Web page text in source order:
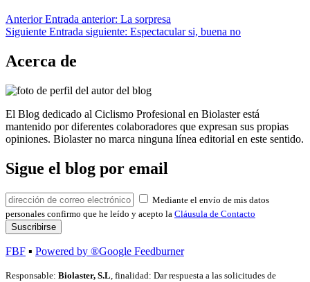
Anterior Entrada anterior: La sorpresa
Siguiente Entrada siguiente: Espectacular si, buena no
Acerca de
El Blog dedicado al Ciclismo Profesional en Biolaster está
mantenido por diferentes colaboradores que expresan sus propias
opiniones. Biolaster no marca ninguna línea editorial en este sentido.
Sigue el blog por email
Mediante el envío de mis datos
personales confirmo que he leído y acepto la Cláusula de Contacto
FBF ▪ Powered by ®Google Feedburner
Responsable: Biolaster, S.L, finalidad: Dar respuesta a las solicitudes de